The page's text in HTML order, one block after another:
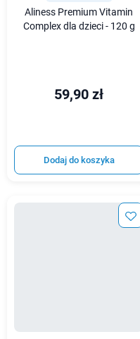
Aliness Premium Vitamin
Complex dla dzieci - 120 g
59,90 zł
Dodaj do koszyka